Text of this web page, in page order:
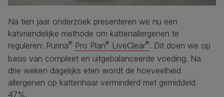
Na tien jaar onderzoek presenteren we nu een
katvriendelijke methode om kattenallergenen te
reguleren: Purina® Pro Plan® LiveClear®. Dit doen we op
basis van compleet en uitgebalanceerde voeding. Na
drie weken dagelijks eten wordt de hoeveelheid
allergenen op kattenhaar verminderd met gemiddeld
47%.